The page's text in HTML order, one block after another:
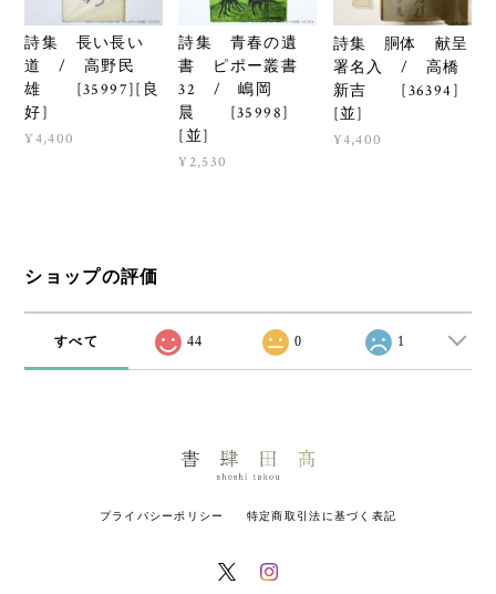
詩集 長い長い
道 / 高野民
雄 [35997][良
好]
¥4,400
詩集 青春の遺
書 ピポー叢書
32 / 嶋岡
晨 [35998]
[並]
¥2,530
詩集 胴体 献呈
署名入 / 高橋
新吉 [36394]
[並]
¥4,400
ショップの評価
すべて 44 0 1
プライバシーポリシー 特定商取引法に基づく表記